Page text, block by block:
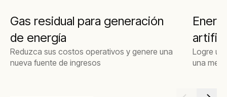
Gas residual para generación
de energía
Reduzca sus costos operativos y genere una
nueva fuente de ingresos
Logre
una